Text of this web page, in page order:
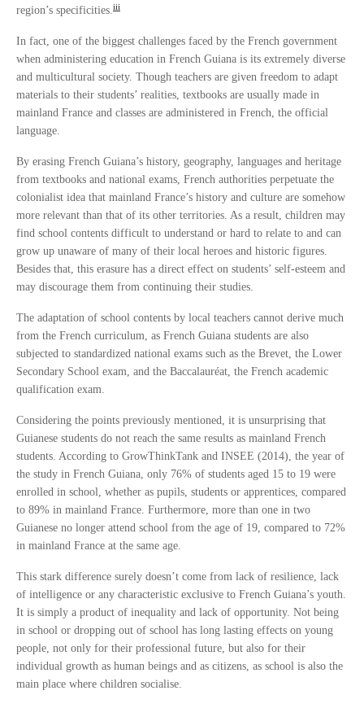
region’s specificities.iii
In fact, one of the biggest challenges faced by the French government
when administering education in French Guiana is its extremely diverse
and multicultural society. Though teachers are given freedom to adapt
materials to their students’ realities, textbooks are usually made in
mainland France and classes are administered in French, the official
language.
By erasing French Guiana’s history, geography, languages and heritage
from textbooks and national exams, French authorities perpetuate the
colonialist idea that mainland France’s history and culture are somehow
more relevant than that of its other territories. As a result, children may
find school contents difficult to understand or hard to relate to and can
grow up unaware of many of their local heroes and historic figures.
Besides that, this erasure has a direct effect on students’ self-esteem and
may discourage them from continuing their studies.
The adaptation of school contents by local teachers cannot derive much
from the French curriculum, as French Guiana students are also
subjected to standardized national exams such as the Brevet, the Lower
Secondary School exam, and the Baccalauréat, the French academic
qualification exam.
Considering the points previously mentioned, it is unsurprising that
Guianese students do not reach the same results as mainland French
students. According to GrowThinkTank and INSEE (2014), the year of
the study in French Guiana, only 76% of students aged 15 to 19 were
enrolled in school, whether as pupils, students or apprentices, compared
to 89% in mainland France. Furthermore, more than one in two
Guianese no longer attend school from the age of 19, compared to 72%
in mainland France at the same age.
This stark difference surely doesn’t come from lack of resilience, lack
of intelligence or any characteristic exclusive to French Guiana’s youth.
It is simply a product of inequality and lack of opportunity. Not being
in school or dropping out of school has long lasting effects on young
people, not only for their professional future, but also for their
individual growth as human beings and as citizens, as school is also the
main place where children socialise.